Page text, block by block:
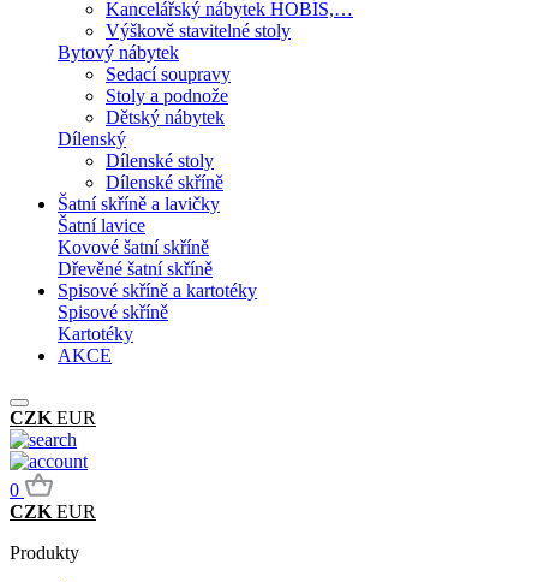
Kancelářský nábytek HOBIS,…
Výškově stavitelné stoly
Bytový nábytek
Sedací soupravy
Stoly a podnože
Dětský nábytek
Dílenský
Dílenské stoly
Dílenské skříně
Šatní skříně a lavičky
Šatní lavice
Kovové šatní skříně
Dřevěné šatní skříně
Spisové skříně a kartotéky
Spisové skříně
Kartotéky
AKCE
CZK EUR
0
CZK EUR
Produkty